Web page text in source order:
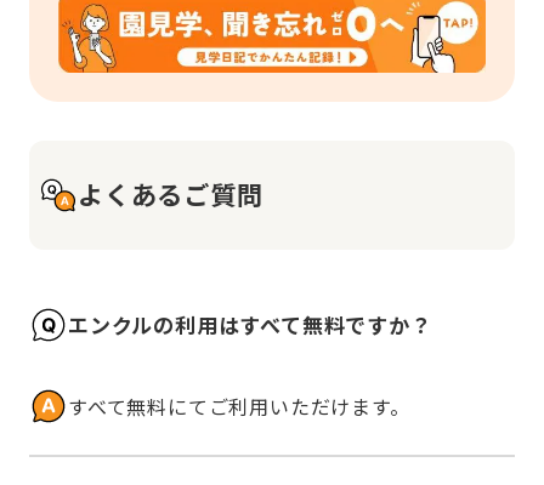
よくあるご質問
エンクルの利用はすべて無料ですか？
すべて無料にてご利用いただけます。